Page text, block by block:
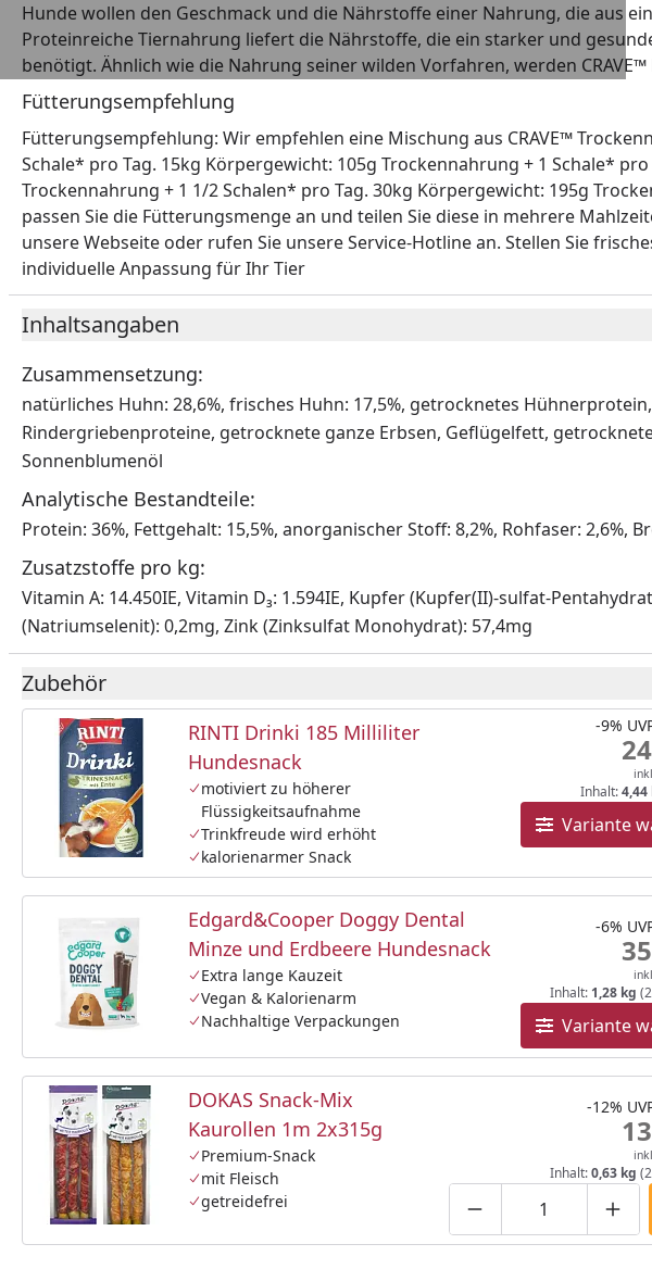
Hunde wollen den Geschmack und die Nährstoffe einer Nahrung, die aus
Proteinreiche Tiernahrung liefert die Nährstoffe, die ein starker und
benötigt. Ähnlich wie die Nahrung seiner wilden Vorfahren, werden
Fütterungsempfehlung
Fütterungsempfehlung: Wir empfehlen eine Mischung aus CRAVE™
Schale* pro Tag. 15kg Körpergewicht: 105g Trockennahrung + 1 Schale*
Trockennahrung + 1 1/2 Schalen* pro Tag. 30kg Körpergewicht: 195g
passen Sie die Fütterungsmenge an und teilen Sie diese in mehrere
unsere Webseite oder rufen Sie unsere Service-Hotline an. Stellen Sie
individuelle Anpassung für Ihr Tier
Inhaltsangaben
Zusammensetzung:
natürliches Huhn: 28,6%, frisches Huhn: 17,5%, getrocknetes
Rindergriebenproteine, getrocknete ganze Erbsen, Geflügelfett,
Sonnenblumenöl
Analytische Bestandteile:
Protein: 36%, Fettgehalt: 15,5%, anorganischer Stoff: 8,2%, Rohfaser: 2,6%,
Zusatzstoffe pro kg:
Vitamin A: 14.450IE, Vitamin D₃: 1.594IE, Kupfer (Kupfer(II)-sulfat-
(Natriumselenit): 0,2mg, Zink (Zinksulfat Monohydrat): 57,4mg
Zubehör
RINTI Drinki 185 Milliliter
Hundesnack
motiviert zu höherer
Flüssigkeitsaufnahme
Trinkfreude wird erhöht
kalorienarmer Snack
Variante
-9%
Inhalt:4,44
Edgard&Cooper Doggy Dental
Minze und Erdbeere Hundesnack
Extra lange Kauzeit
Vegan & Kalorienarm
Nachhaltige Verpackungen
Variante
-6%
Inhalt: 1,28 kg
DOKAS Snack-Mix
Kaurollen 1m 2x315g
Premium-Snack
mit Fleisch
getreidefrei
Produktmenge um
-12%
Inhalt:0,63 kg